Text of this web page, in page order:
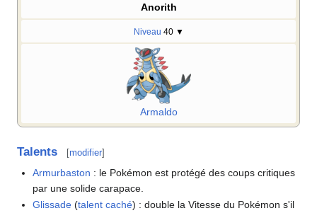
Anorith
Niveau 40 ▼
Armaldo
Talents [modifier]
Armurbaston : le Pokémon est protégé des coups critiques
par une solide carapace.
Glissade (talent caché) : double la Vitesse du Pokémon s'il